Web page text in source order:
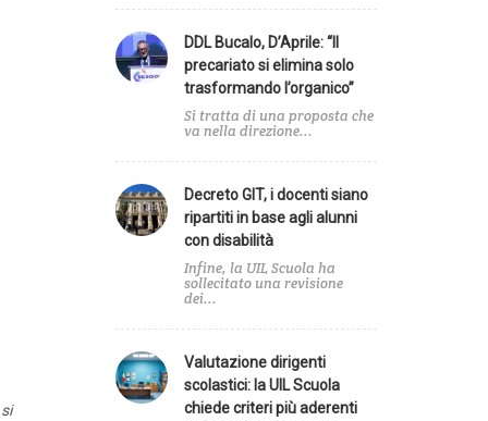
DDL Bucalo, D’Aprile: “Il
precariato si elimina solo
trasformando l’organico”
Si tratta di una proposta che
va nella direzione...
Decreto GIT, i docenti siano
ripartiti in base agli alunni
con disabilità
Infine, la UIL Scuola ha
sollecitato una revisione
dei...
Valutazione dirigenti
scolastici: la UIL Scuola
chiede criteri più aderenti